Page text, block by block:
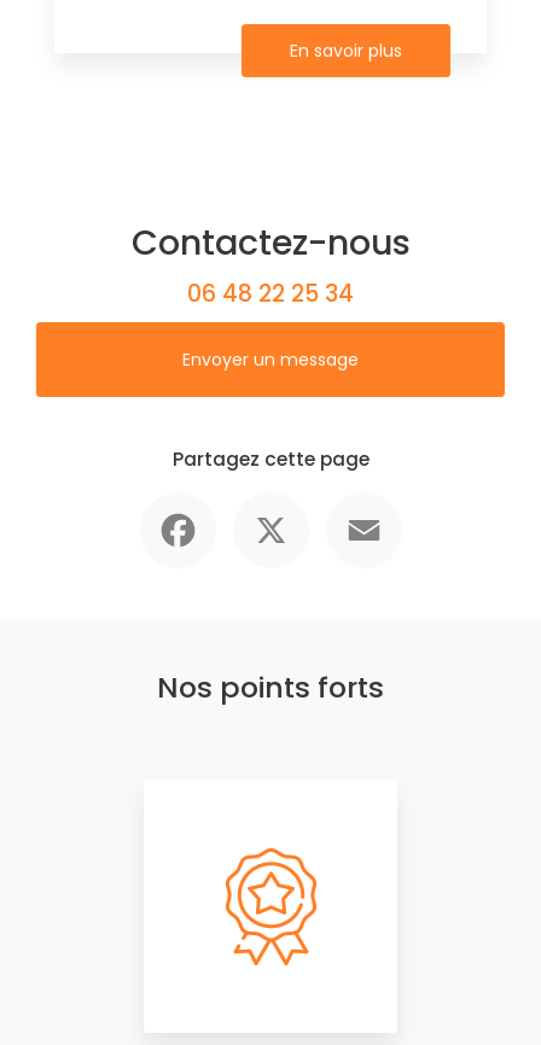
En savoir plus
Contactez-nous
06 48 22 25 34
Envoyer un message
Partagez cette page
Nos points forts